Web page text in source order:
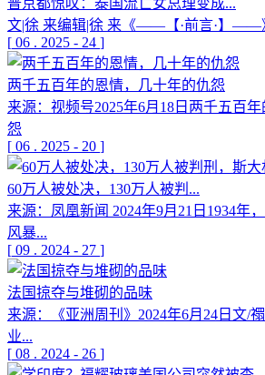
文|徐 来编辑|徐 来《——【·前言·】——
[ 06 . 2025 - 24 ]
两千五百年的恩情，几十年的仇怨
来源：视频号2025年6月18日两千五百
怨
[ 06 . 2025 - 20 ]
60万人被处决，130万人被判...
来源：凤凰新闻 2024年9月21日1934年
风暴...
[ 09 . 2024 - 27 ]
法国掠夺与堆砌的品味
来源：《亚洲周刊》2024年6月24日文/
业...
[ 08 . 2024 - 26 ]